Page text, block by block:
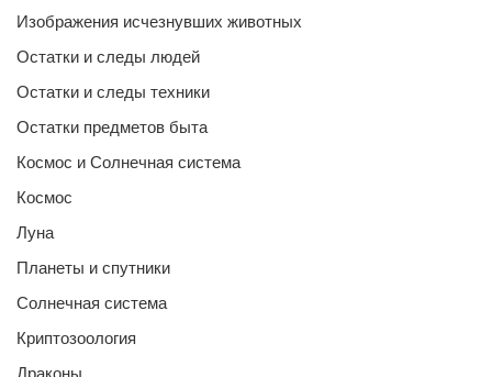
Изображения исчезнувших животных
Остатки и следы людей
Остатки и следы техники
Остатки предметов быта
Космос и Солнечная система
Космос
Луна
Планеты и спутники
Солнечная система
Криптозоология
Драконы